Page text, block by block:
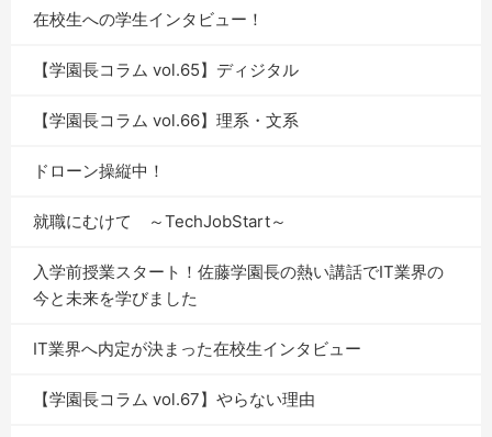
在校生への学生インタビュー！
【学園長コラム vol.65】ディジタル
【学園長コラム vol.66】理系・文系
ドローン操縦中！
就職にむけて ～TechJobStart～
入学前授業スタート！佐藤学園長の熱い講話でIT業界の
今と未来を学びました
IT業界へ内定が決まった在校生インタビュー
【学園長コラム vol.67】やらない理由